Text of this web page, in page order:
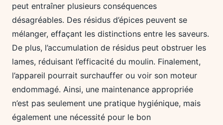
peut entraîner plusieurs conséquences
désagréables. Des résidus d’épices peuvent se
mélanger, effaçant les distinctions entre les saveurs.
De plus, l’accumulation de résidus peut obstruer les
lames, réduisant l’efficacité du moulin. Finalement,
l’appareil pourrait surchauffer ou voir son moteur
endommagé. Ainsi, une maintenance appropriée
n’est pas seulement une pratique hygiénique, mais
également une nécessité pour le bon